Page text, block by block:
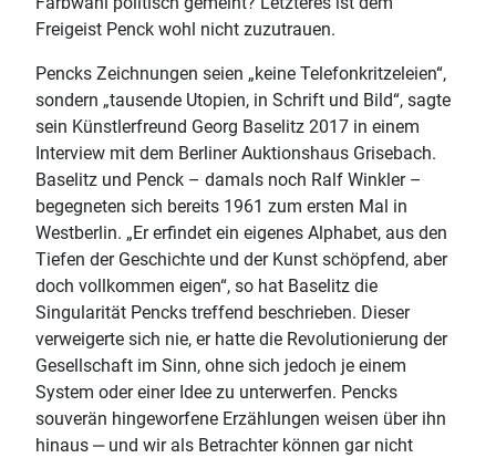
Freigeist Penck wohl nicht zuzutrauen.
Pencks Zeichnungen seien „keine Telefonkritzeleien“,
sondern „tausende Utopien, in Schrift und Bild“, sagte
sein Künstlerfreund Georg Baselitz 2017 in einem
Interview mit dem Berliner Auktionshaus Grisebach.
Baselitz und Penck – damals noch Ralf Winkler –
begegneten sich bereits 1961 zum ersten Mal in
Westberlin. „Er erfindet ein eigenes Alphabet, aus den
Tiefen der Geschichte und der Kunst schöpfend, aber
doch vollkommen eigen“, so hat Baselitz die
Singularität Pencks treffend beschrieben. Dieser
verweigerte sich nie, er hatte die Revolutionierung der
Gesellschaft im Sinn, ohne sich jedoch je einem
System oder einer Idee zu unterwerfen. Pencks
souverän hingeworfene Erzählungen weisen über ihn
hinaus ‒ und wir als Betrachter können gar nicht